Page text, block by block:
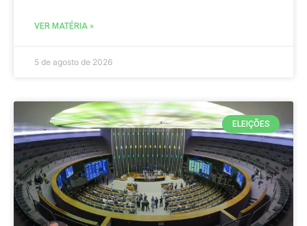
VER MATÉRIA »
5 de agosto de 2026
ELEIÇÕES